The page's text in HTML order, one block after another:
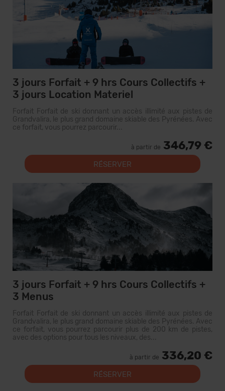
3 jours Forfait + 9 hrs Cours Collectifs +
3 jours Location Materiel
Forfait Forfait de ski donnant un accès illimité aux pistes de
Grandvalira, le plus grand domaine skiable des Pyrénées. Avec
ce forfait, vous pourrez parcourir...
à partir de 346,79 €
RÉSERVER
3 jours Forfait + 9 hrs Cours Collectifs +
3 Menus
Forfait Forfait de ski donnant un accès illimité aux pistes de
Grandvalira, le plus grand domaine skiable des Pyrénées. Avec
ce forfait, vous pourrez parcourir plus de 200 km de pistes,
avec des options pour tous les niveaux, des...
à partir de 336,20 €
RÉSERVER